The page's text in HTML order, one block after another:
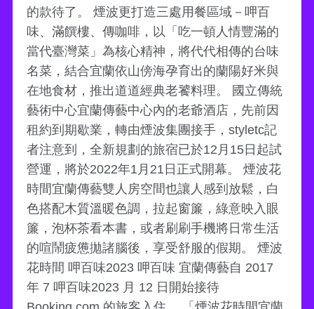
的款待了。 煙波更打造三處用餐區域－呷百
味、滿饌樓、傳咖啡，以「吃一頓人情豐滿的
當代臺灣菜」為核心精神，將代代相傳的台味
名菜，結合宜蘭依山傍海孕育出的蘭陽好米與
在地食材，推出道道經典老饕料理。 國立傳統
藝術中心宜蘭傳藝中心內的老爺酒店，先前因
租約到期歇業，轉由煙波集團接手，styletc記
者注意到，全新規劃的旅宿已於12月15日起試
營運，將於2022年1月21日正式開幕。 煙波花
時間宜蘭傳藝雙人房空間也讓人感到放鬆，白
色搭配木質溫暖色調，拉起窗簾，綠意映入眼
簾，泡杯茶看本書，或者刷刷手機將日常生活
的喧鬧疲憊拋諸腦後，享受舒服的假期。 煙波
花時間 呷百味2023 呷百味 宜蘭傳藝自 2017
年 7 呷百味2023 月 12 日開始接待